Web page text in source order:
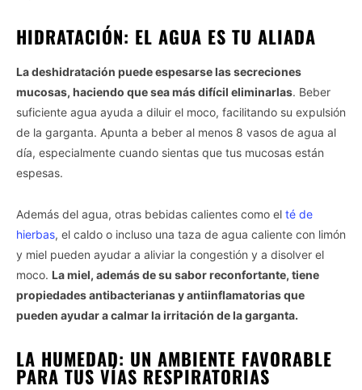
HIDRATACIÓN: EL AGUA ES TU ALIADA
La deshidratación puede espesarse las secreciones
mucosas, haciendo que sea más difícil eliminarlas. Beber
suficiente agua ayuda a diluir el moco, facilitando su expulsión
de la garganta. Apunta a beber al menos 8 vasos de agua al
día, especialmente cuando sientas que tus mucosas están
espesas.
Además del agua, otras bebidas calientes como el té de
hierbas, el caldo o incluso una taza de agua caliente con limón
y miel pueden ayudar a aliviar la congestión y a disolver el
moco. La miel, además de su sabor reconfortante, tiene
propiedades antibacterianas y antiinflamatorias que
pueden ayudar a calmar la irritación de la garganta.
LA HUMEDAD: UN AMBIENTE FAVORABLE
PARA TUS VÍAS RESPIRATORIAS